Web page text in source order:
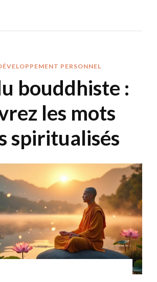
PERSONNEL
bouddhiste :
les mots
spiritualisés